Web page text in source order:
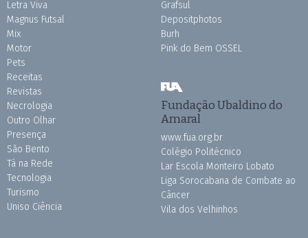
Letra Viva
Magnus Futsal
Mix
Motor
Pets
Receitas
Revistas
Necrologia
Outro Olhar
Presença
São Bento
Tá na Rede
Tecnologia
Turismo
Uniso Ciência
Grafsul
Depositphotos
Burh
Pink do Bem OSSEL
Fundação Ubaldino do
Amaral
www.fua.org.br
Colégio Politécnico
Lar Escola Monteiro Lobato
Liga Sorocabana de Combate ao
Câncer
Vila dos Velhinhos